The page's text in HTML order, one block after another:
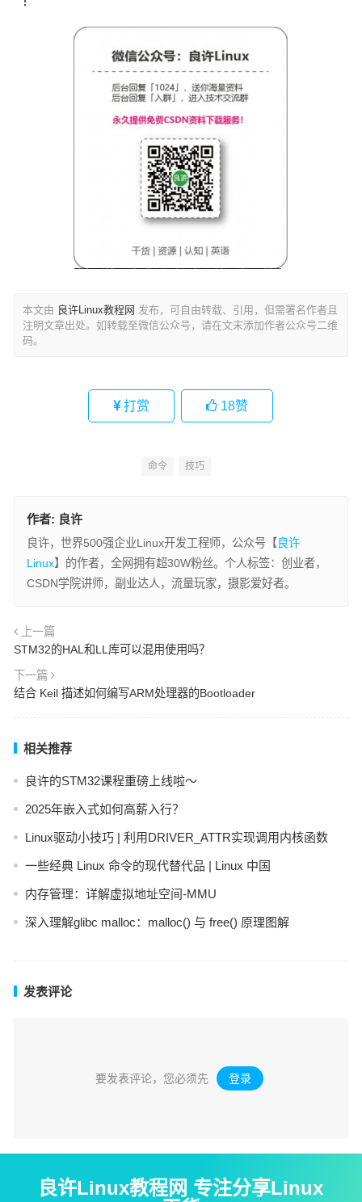
本文由 良许Linux教程网 发布，可自由转载、引用，但需署名作者且
注明文章出处。如转载至微信公众号，请在文末添加作者公众号二维
码。
打赏 18赞
命令 技巧
作者: 良许
良许，世界500强企业Linux开发工程师，公众号【 良许
Linux】的作者，全网拥有超30W粉丝。个人标签：创业者，
CSDN学院讲师，副业达人，流量玩家，摄影爱好者。
上一篇
STM32的HAL和LL库可以混用使用吗？
下一篇
结合 Keil 描述如何编写ARM处理器的Bootloader
相关推荐
良许的STM32课程重磅上线啦～
2025年嵌入式如何高薪入行？
Linux驱动小技巧 | 利用DRIVER_ATTR实现调用内核函数
一些经典 Linux 命令的现代替代品 | Linux 中国
内存管理：详解虚拟地址空间-MMU
深入理解glibc malloc：malloc() 与 free() 原理图解
发表评论
要发表评论，您必须先 登录 。
良许Linux教程网 专注分享Linux